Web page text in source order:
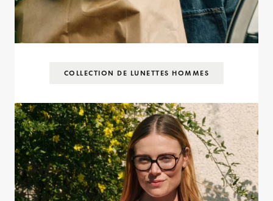
COLLECTION DE LUNETTES HOMMES